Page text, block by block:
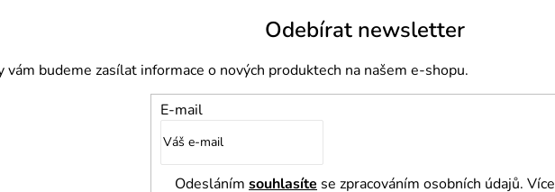
Odebírat newsletter
budeme zasílat informace o nových produktech na našem e-shopu.
E-mail
Odesláním souhlasíte se zpracováním osobních údajů. Více